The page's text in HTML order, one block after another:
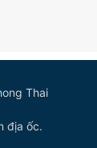
địa ốc.